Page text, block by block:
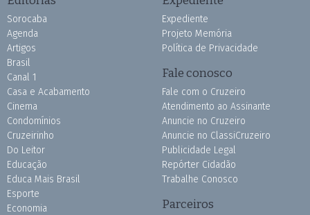
Sorocaba
Agenda
Artigos
Brasil
Canal 1
Casa e Acabamento
Cinema
Condomínios
Cruzeirinho
Do Leitor
Educação
Educa Mais Brasil
Esporte
Economia
Expediente
Projeto Memória
Política de Privacidade
Fale conosco
Fale com o Cruzeiro
Atendimento ao Assinante
Anuncie no Cruzeiro
Anuncie no ClassiCruzeiro
Publicidade Legal
Repórter Cidadão
Trabalhe Conosco
Parceiros